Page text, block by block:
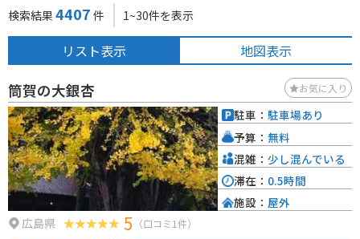
検索結果 4407 件 1~30件を表示
リスト表示 地図表示
筒賀の大銀杏 お気に入り
広島県 5 （口コミ1件）
駐車： 駐車場あり
予算： 無料
混雑： 少し混んでいる
滞在： 0.5時間
施設： 屋外